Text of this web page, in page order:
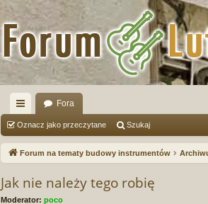
ię
ce
…
Fora
Oznacz jako przeczytane Szukaj
Forum na tematy budowy instrumentów
Jak nie należy tego robię
Moderator: poco